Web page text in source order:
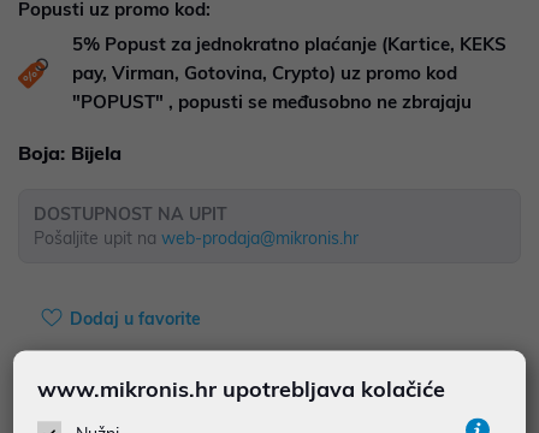
Popusti uz promo kod:
5% Popust za jednokratno plaćanje (Kartice, KEKS
pay, Virman, Gotovina, Crypto) uz promo kod
"POPUST" , popusti se međusobno ne zbrajaju
Boja: Bijela
DOSTUPNOST NA UPIT
Pošaljite upit na web-prodaja@mikronis.hr
Dodaj u favorite
najam za pravne osobe od 12 do 36 mj. već od
www.mikronis.hr upotrebljava kolačiće